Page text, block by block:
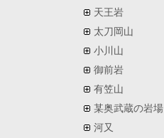
天王岩
太刀岡山
小川山
御前岩
有笠山
某奥武蔵の岩場
河又